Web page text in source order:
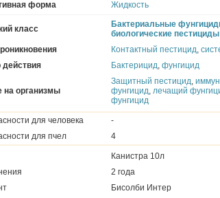
форма
Жидкость
класс Бактериальные
биологические пестициды
Контактный пестицид,
действия
Бактерицид, фунгицид
на организмы
Защитный пестицид,
фунгицид, лечащий
фунгицид
для человека
-
для пчел
4
Канистра 10л
2 года
Бисолби Интер